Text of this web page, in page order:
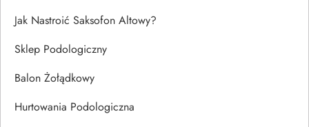
Jak Nastroić Saksofon Altowy?
Sklep Podologiczny
Balon Żołądkowy
Hurtowania Podologiczna